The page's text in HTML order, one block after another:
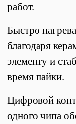
работ.
Быстро
благодаря
элементу и
время пайки.
Цифровой
одного чипа